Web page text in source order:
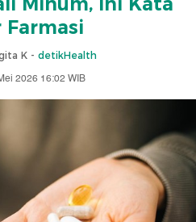
Farmasi
K - detikHealth
2026 16:02 WIB